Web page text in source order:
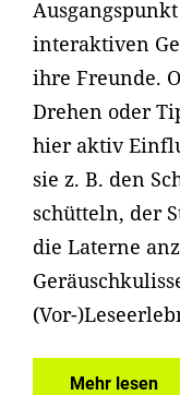
interaktiven
ihre Freunde.
Drehen oder
hier aktiv
sie z. B. den
schütteln, der
die Laterne
(Vor-
Mehr lesen